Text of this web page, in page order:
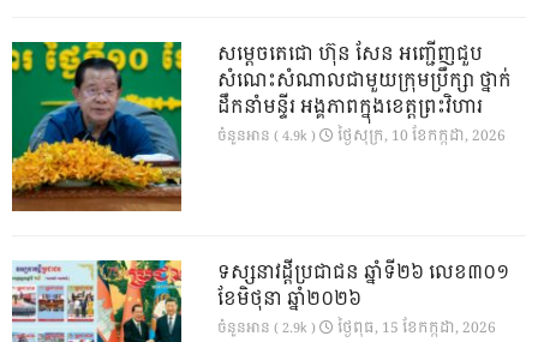
សម្តេចតេជោ ហ៊ុន សែន អញ្ជើញជួប
សំណេះសំណាលជាមួយក្រុមប្រឹក្សា ថ្នាក់
ដឹកនាំមន្ទីរ អង្គភាពក្នុងខេត្តព្រះវិហារ
ចំនួនអាន ( 4.9k ) ថ្ងៃ​សុក្រ, 10 ខែ​កក្កដា, 2026
ទស្សនាវដ្ដីប្រជាជន ឆ្នាំទី២៦ លេខ៣០១
ខែមិថុនា ឆ្នាំ២០២៦
ចំនួនអាន ( 2.9k ) ថ្ងៃ​ពុធ, 15 ខែ​កក្កដា, 2026